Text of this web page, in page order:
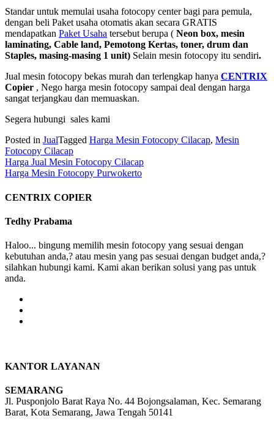
Standar untuk memulai usaha fotocopy center bagi para pemula,
dengan beli Paket usaha otomatis akan secara GRATIS
mendapatkan Paket Usaha tersebut berupa ( Neon box, mesin
laminating, Cable land, Pemotong Kertas, toner, drum dan
Staples, masing-masing 1 unit) Selain mesin fotocopy itu sendiri.
Jual mesin fotocopy bekas murah dan terlengkap hanya CENTRIX
Copier , Nego harga mesin fotocopy sampai deal dengan harga
sangat terjangkau dan memuaskan.
Segera hubungi sales kami
Posted in JualTagged Harga Mesin Fotocopy Cilacap, Mesin
Fotocopy Cilacap
Post
navigation
Harga Jual Mesin Fotocopy Cilacap
Harga Mesin Fotocopy Purwokerto
CENTRIX COPIER
Tedhy Prabama
Haloo... bingung memilih mesin fotocopy yang sesuai dengan
kebutuhan anda,? atau mesin yang pas sesuai dengan budget anda,?
silahkan hubungi kami. Kami akan berikan solusi yang pas untuk
anda.
KANTOR LAYANAN
SEMARANG
Jl. Pusponjolo Barat Raya No. 44 Bojongsalaman, Kec. Semarang
Barat, Kota Semarang, Jawa Tengah 50141